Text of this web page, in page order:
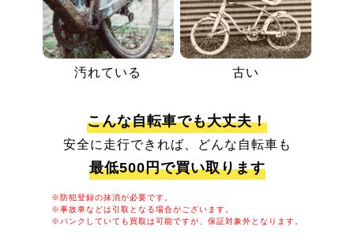
汚れている 古い
こんな自転車でも大丈夫！
安全に走行できれば、どんな自転車も
最低500円で買い取ります
※防犯登録の抹消が必要です。
※事故車などは引取となる場合がございます。
※パンクしていても買取は可能ですが、保証対象外となります。